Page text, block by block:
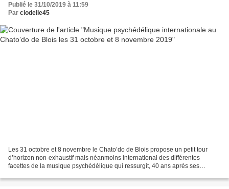
Publié le 31/10/2019 à 11:59
Par clodelle45
Les 31 octobre et 8 novembre le Chato’do de Blois propose un petit tour
d’horizon non-exhaustif mais néanmoins international des différentes
facettes de la musique psychédélique qui ressurgit, 40 ans après ses